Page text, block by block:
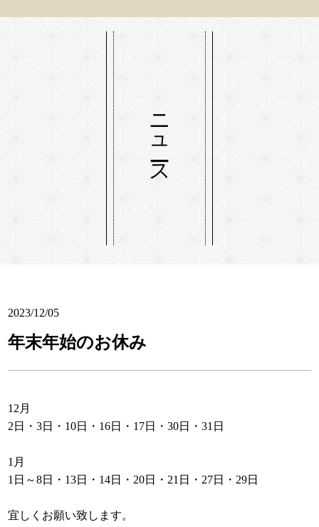
ニュース
2023/12/05
年末年始のお休み
12月
2日・3日・10日・16日・17日・30日・31日
1月
1日～8日・13日・14日・20日・21日・27日・29日
宜しくお願い致します。